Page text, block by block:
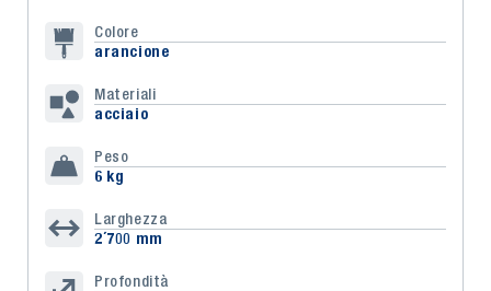
Colore
arancione
Materiali
acciaio
Peso
6 kg
Larghezza
2´700 mm
Profondità